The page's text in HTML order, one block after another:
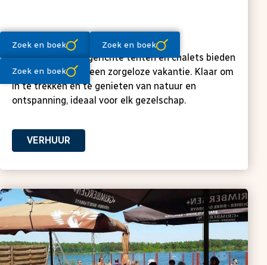
Zoek en boek Zoek en boek
Zoek en boek
Compleet ingericht
Onze compleet ingerichte tenten en chalets bieden
alle comfort voor een zorgeloze vakantie. Klaar om
in te trekken en te genieten van natuur en
ontspanning, ideaal voor elk gezelschap.
VERHUUR